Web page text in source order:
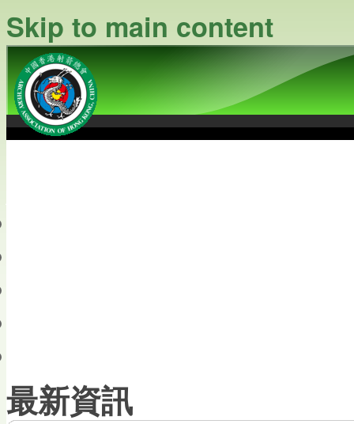
Skip to main content
最新資訊